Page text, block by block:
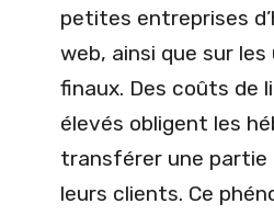
petites entreprises
web, ainsi que sur
finaux. Des coûts de
élevés obligent les
transférer une partie
leurs clients. Ce